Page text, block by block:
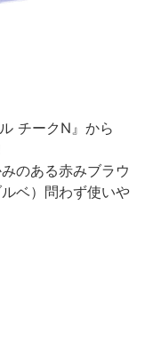
チークN』から
のある赤みブラウ
ベ）問わず使いや